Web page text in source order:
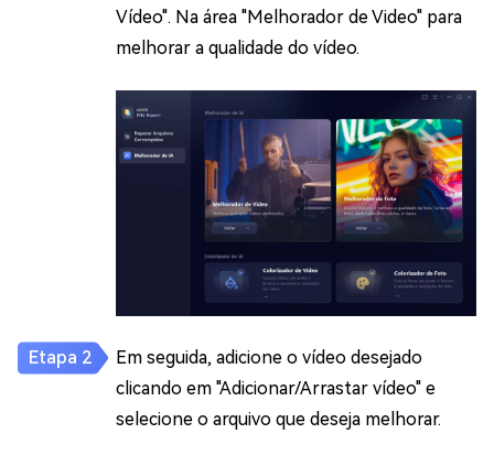
Vídeo". Na área "Melhorador de Video" para
melhorar a qualidade do vídeo.
Em seguida, adicione o vídeo desejado
clicando em "Adicionar/Arrastar vídeo" e
selecione o arquivo que deseja melhorar.